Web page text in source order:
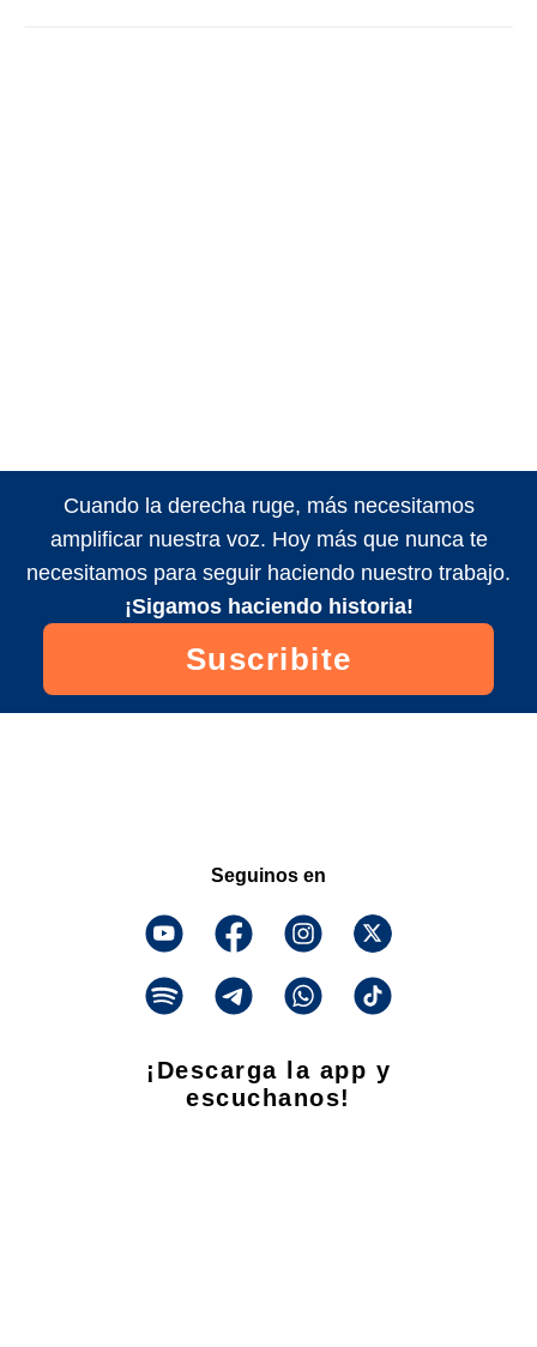
Cuando la derecha ruge, más necesitamos
amplificar nuestra voz. Hoy más que nunca te
necesitamos para seguir haciendo nuestro trabajo.
¡Sigamos haciendo historia!
Suscribite
Seguinos en
¡Descarga la app y
escuchanos!